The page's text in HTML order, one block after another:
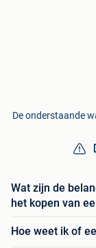
De onderstaande
Wat zijn de
het kopen van
Hoe weet ik of